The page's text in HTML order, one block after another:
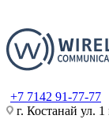
+7 7142 91-77-77
г. Костанай ул.